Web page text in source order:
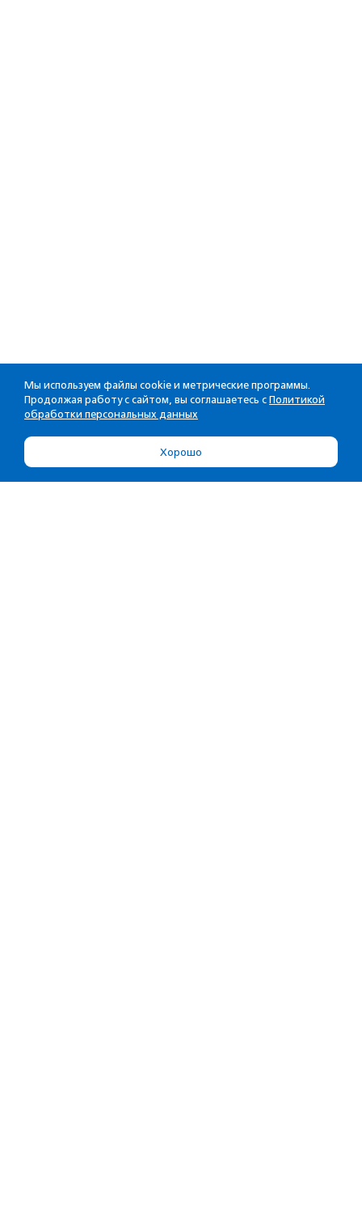
Мы используем файлы cookie и метрические программы.
Продолжая работу с сайтом, вы соглашаетесь с Политикой
обработки персональных данных
Хорошо